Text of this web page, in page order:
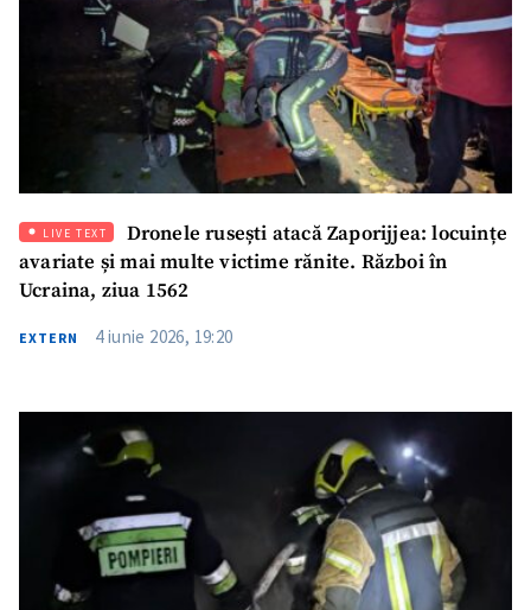
LIVE TEXT
Dronele rusești atacă Zaporijjea: locuințe
avariate și mai multe victime rănite. Război în
Ucraina, ziua 1562
EXTERN 4 iunie 2026, 19:20